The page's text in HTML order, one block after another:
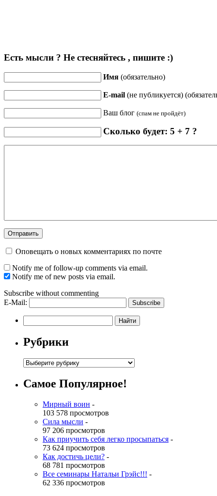
Есть мысли ? Не стесняйтесь , пишите :)
Имя (обязательно)
E-mail (не публикуется)
Ваш блог (спам не пройдёт)
Сколько будет: 5 + 7 ?
Оповещать о новых комментариях по почте
Notify me of follow-up comments via email.
Notify me of new posts via email.
Subscribe without commenting
E-Mail:
Рубрики
Самое Популярное!
Мирный воин -
103 578 просмотров
Сила мысли -
97 206 просмотров
Как приучить себя легко просыпаться -
73 624 просмотров
Как достичь цели? -
68 781 просмотров
Все семинары Натальи Грэйс!!! -
62 336 просмотров